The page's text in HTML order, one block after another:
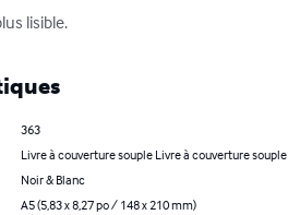
lisible.
363
Livre à couverture souple Livre à couverture souple
Noir & Blanc
A5 (5,83 x 8,27 po / 148 x 210 mm)